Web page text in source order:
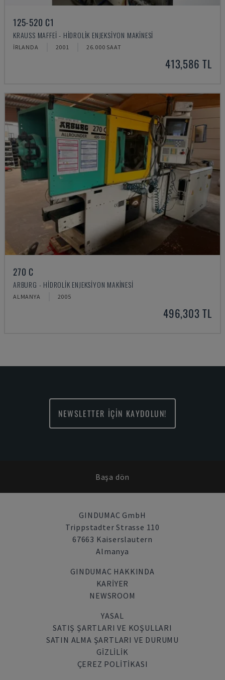
125-520 C1
KRAUSS MAFFEI - HIDROLIK ENJEKSIYON MAKINESI
İRLANDA 2001 26.000 SAAT
413,586 TL
270 C
ARBURG - HIDROLIK ENJEKSIYON MAKINESI
ALMANYA 2005
496,303 TL
NEWSLETTER İÇİN KAYDOLUN!
Başa dön
GINDUMAC GmbH
Trippstadter Strasse 110
67663 Kaiserslautern
Almanya
GINDUMAC HAKKINDA
KARIYER
NEWSROOM
YASAL
SATIŞ ŞARTLARI VE KOŞULLARI
SATIN ALMA ŞARTLARI VE DURUMU
GİZLİLİK
ÇEREZ POLITIKASI